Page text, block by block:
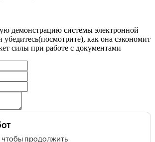
демонстрацию системы электронной
как она сэкономит
силы при работе с документами